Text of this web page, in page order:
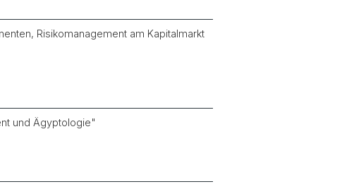
Risikomanagement am Kapitalmarkt
und Ägyptologie"